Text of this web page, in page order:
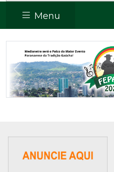
Menu
Previous